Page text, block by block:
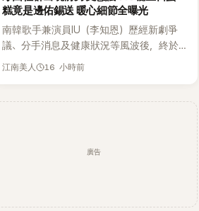
景聚餐的日常，不僅展現兩人多年不變的
好交情，她幾乎素顏入鏡的真實模樣，也
意外掀起網友熱議。
糕竟是邊佑錫送 暖心細節全曝光
南韓歌手兼演員IU（李知恩）歷經新劇爭
議、分手消息及健康狀況等風波後，終於
睽違3個月更新社群平台，一口氣曬出20
江南美人 16 小時前
廣告